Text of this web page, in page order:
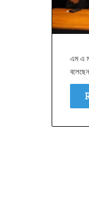
এম এ